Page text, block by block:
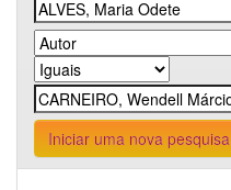
Iniciar uma nova pesquisa